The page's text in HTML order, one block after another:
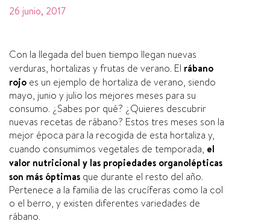
26 junio, 2017
Con la llegada del buen tiempo llegan nuevas
verduras, hortalizas y frutas de verano. El rábano
rojo es un ejemplo de hortaliza de verano, siendo
mayo, junio y julio los mejores meses para su
consumo. ¿Sabes por qué? ¿Quieres descubrir
nuevas recetas de rábano? Estos tres meses son la
mejor época para la recogida de esta hortaliza y,
cuando consumimos vegetales de temporada, el
valor nutricional y las propiedades organolépticas
son más óptimas que durante el resto del año.
Pertenece a la familia de las crucí­feras como la col
o el berro, y existen diferentes variedades de
rábano.